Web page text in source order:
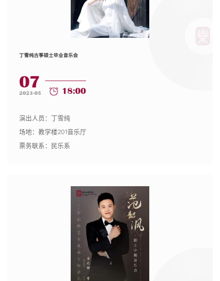
丁雪纯古筝硕士毕业音乐会
07
2023-05 18:00
演出人员：丁雪纯
场地：教学楼201音乐厅
票务联系：民乐系